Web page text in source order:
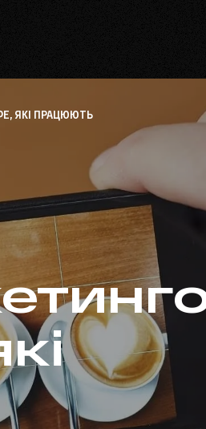
ЯКІ ПРАЦЮЮТЬ